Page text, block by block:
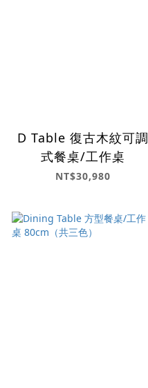
D Table 復古木紋可調
式餐桌/工作桌
NT$30,980